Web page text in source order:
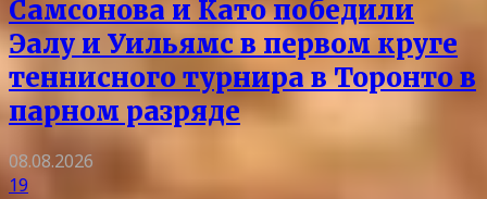
Самсонова и Като победили
Эалу и Уильямс в первом круге
теннисного турнира в Торонто в
парном разряде
08.08.2026
19